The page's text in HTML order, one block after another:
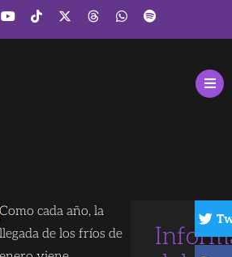
Como cada año, la
llegada de los fríos de